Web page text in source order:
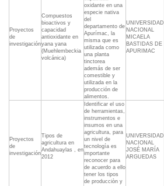
Proyectos
de
investigación
Compuestos
bioactivos y
capacidad
antioxidante en
yana yana
(Muehlembeckia
volcánica)
oxidante en una
especie nativa
del
departamento de
Apurímac, la
misma que es
utilizada como
una planta
tinctorea
además de ser
comestible y
utilizada en la
producción de
alimentos.
UNIVERSIDAD
NACIONAL
MICAELA
BASTIDAS DE
APURIMAC
Proyectos
de
investigación
Tipos de
agricultura en
Andahuaylas , en
2012
Identificar el uso
de herramientas,
instrumentos e
insumos en una
agricultura, para
un nivel de
tecnología es
importante
reconocer para
de acuerdo a ello
tener los tipos
de producciòn y
UNIVERSIDAD
NACIONAL
JOSÉ MARÍA
ARGUEDAS